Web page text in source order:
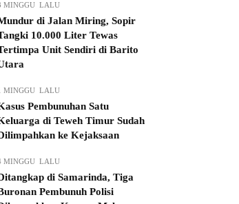
MINGGU LALU
di Jalan Miring, Sopir
10.000 Liter Tewas
Unit Sendiri di Barito
MINGGU LALU
Pembunuhan Satu
di Teweh Timur Sudah
ke Kejaksaan
MINGGU LALU
di Samarinda, Tiga
Pembunuh Polisi